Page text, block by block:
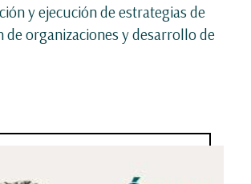
y ejecución de estrategias de
de organizaciones y desarrollo de